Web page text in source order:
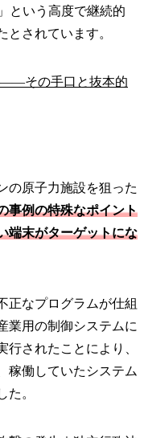
という高度で継続的
とされています。
――その手口と抜本的
の原子力施設を狙った
事例の特殊なポイント
端末がターゲットにな
正なプログラムが仕組
業用の制御システムに
されたことにより、
稼働していたシステム
た。